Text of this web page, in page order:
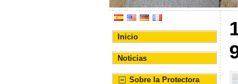
Inicio
Noticias
Sobre la Protectora